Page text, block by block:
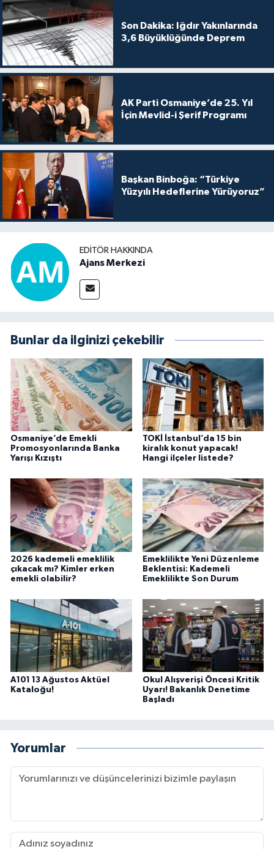
Son Dakika: Iğdır Yakınlarında
3,6 Büyüklüğünde Deprem
AK Parti Osmaniye’de 25. Yıl
İçin Mevlid-i Şerif Programı
Başkan Binboğa: “Türkiye
Yüzyılı Hedeflerine Yürüyoruz”
EDITÖR HAKKINDA
Ajans Merkezi
Bunlar da ilginizi çekebilir
Osmaniye’de Emekli
Promosyonlarında Banka
Yarışı Kızıştı
TOKİ İstanbul’da 15 bin
kiralık konut yapacak!
Hangi ilçeler listede?
2026 kademeli emeklilik
çıkacak mı? Kimler erken
emekli olabilir?
Emeklilikte Yeni Düzenleme
Beklentisi: Kademeli
Emeklilikte Son Durum
A101 13 Ağustos Aktüel
Kataloğu!
Okul Alışverişi Öncesi Kritik
Uyarı! Bakanlık Denetime
Başladı
Yorumlar